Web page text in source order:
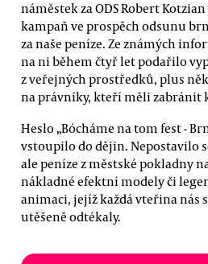
náměstek za ODS Robert
kampaň ve prospěch odsunu
za naše peníze. Ze známých
na ni během čtyř let podařilo
z veřejných prostředků, plus
na právníky, kteří měli zabránit
Heslo „Bócháme na tom fest -
vstoupilo do dějin. Nepostavilo
ale peníze z městské pokladny
nákladné efektní modely či
animaci, jejíž každá vteřina nás
utěšeně odtékaly.